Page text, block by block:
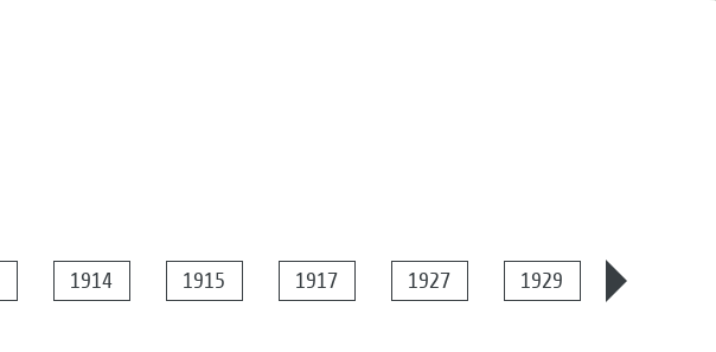
1914 1915 1917 1927 1929